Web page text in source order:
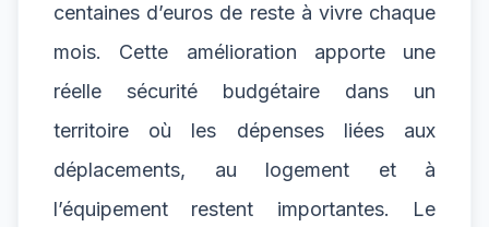
centaines d’euros de reste à vivre chaque
mois. Cette amélioration apporte une
réelle sécurité budgétaire dans un
territoire où les dépenses liées aux
déplacements, au logement et à
l’équipement restent importantes. Le